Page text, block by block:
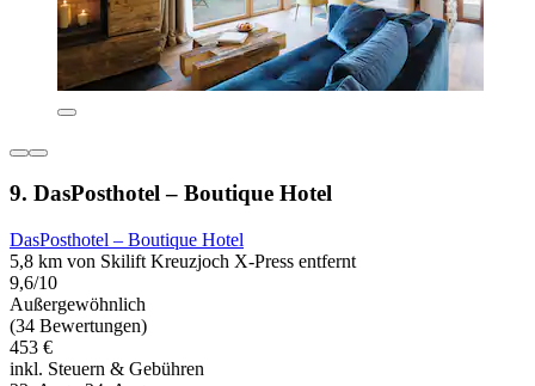
9. DasPosthotel – Boutique Hotel
DasPosthotel – Boutique Hotel
5,8 km von Skilift Kreuzjoch X-Press entfernt
9,6/10
Außergewöhnlich
(34 Bewertungen)
453 €
inkl. Steuern & Gebühren